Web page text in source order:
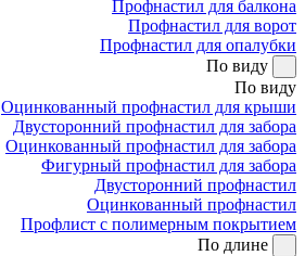
Профнастил для балкона
Профнастил для ворот
Профнастил для опалубки
По виду
По виду
Оцинкованный профнастил для крыши
Двусторонний профнастил для забора
Оцинкованный профнастил для забора
Фигурный профнастил для забора
Двусторонний профнастил
Оцинкованный профнастил
Профлист с полимерным покрытием
По длине